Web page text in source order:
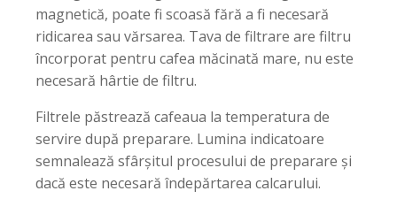
magnetică, poate fi scoasă fără a fi necesară
ridicarea sau vărsarea. Tava de filtrare are filtru
încorporat pentru cafea măcinată mare, nu este
necesară hârtie de filtru.
Filtrele păstrează cafeaua la temperatura de
servire după preparare. Lumina indicatoare
semnalează sfârșitul procesului de preparare și
dacă este necesară îndepărtarea calcarului.